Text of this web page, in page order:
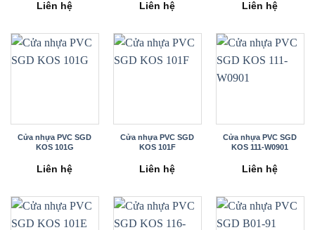
Liên hệ Liên hệ Liên hệ
Cửa nhựa PVC SGD
KOS 101G
Liên hệ
Cửa nhựa PVC SGD
KOS 101F
Liên hệ
Cửa nhựa PVC SGD
KOS 111-W0901
Liên hệ